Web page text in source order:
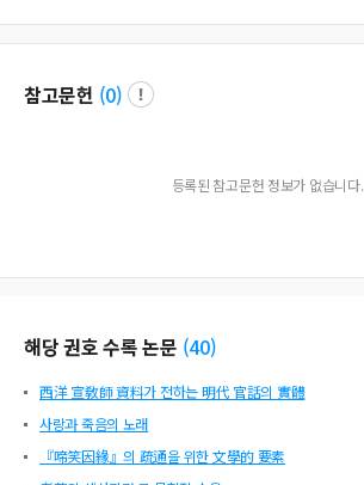
참고문헌 (0)
등록된 참고문헌 정보가 없습니다.
해당 권호 수록 논문 (40)
西洋 宣敎師 資料가 전하는 明代 官話의 實體
사랑과 죽음의 노래
『啼笑因緣』의 疏通을 위한 文學的 要素